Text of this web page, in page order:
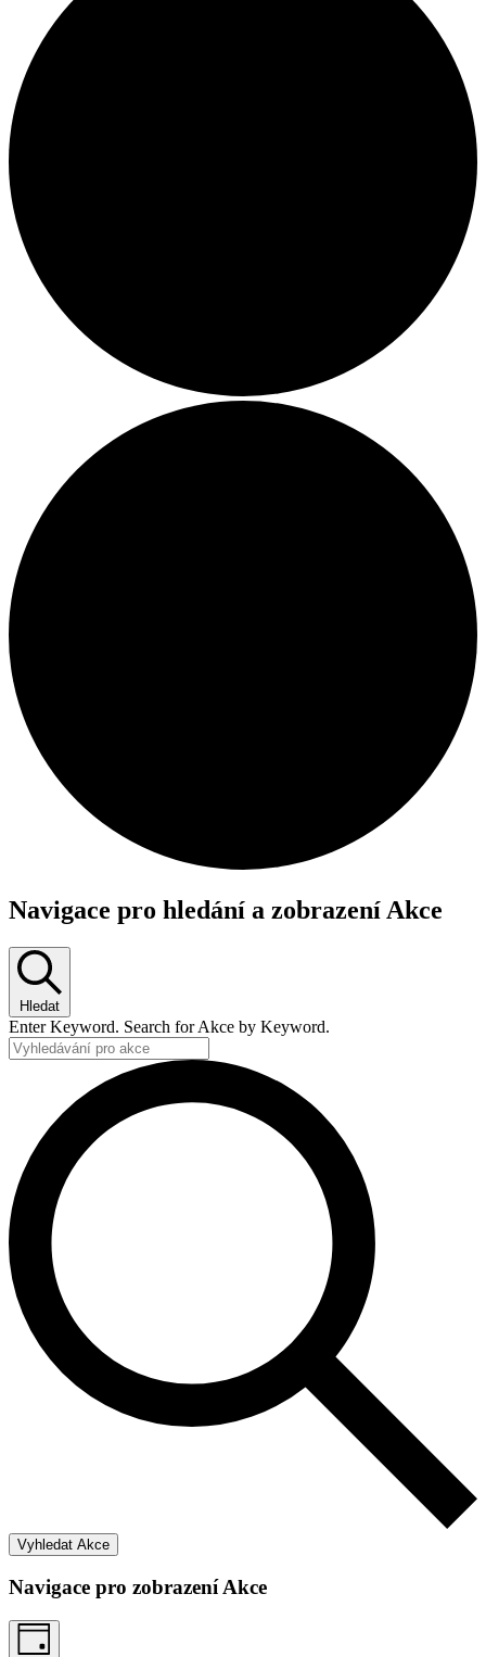
Navigace pro hledání a zobrazení Akce
Hledat
Enter Keyword. Search for Akce by Keyword.
Vyhledat Akce
Navigace pro zobrazení Akce